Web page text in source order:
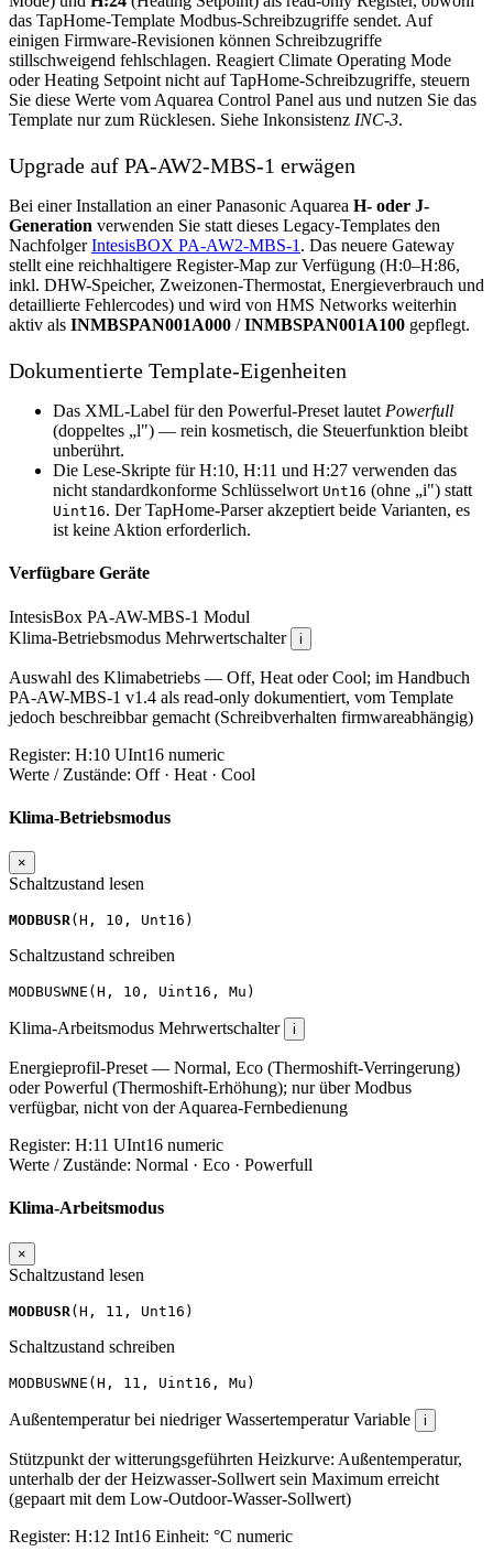
das TapHome-Template Modbus-Schreibzugriffe sendet. Auf
einigen Firmware-Revisionen können Schreibzugriffe
stillschweigend fehlschlagen. Reagiert Climate Operating Mode
oder Heating Setpoint nicht auf TapHome-Schreibzugriffe, steuern
Sie diese Werte vom Aquarea Control Panel aus und nutzen Sie das
Template nur zum Rücklesen. Siehe Inkonsistenz INC-3.
Upgrade auf PA-AW2-MBS-1 erwägen
Bei einer Installation an einer Panasonic Aquarea H- oder J-
Generation verwenden Sie statt dieses Legacy-Templates den
NachfolgerIntesisBOX PA-AW2-MBS-1 . Das neuere Gateway
stellt eine reichhaltigere Register-Map zur Verfügung (H:0–H:86,
inkl. DHW-Speicher, Zweizonen-Thermostat, Energieverbrauch und
detaillierte Fehlercodes) und wird von HMS Networks weiterhin
aktiv als INMBSPAN001A000 /INMBSPAN001A100 gepflegt.
Dokumentierte Template-Eigenheiten
Das XML-Label für den Powerful-Preset lautet Powerfull
(doppeltes „l") — rein kosmetisch, die Steuerfunktion bleibt
unberührt.
Die Lese-Skripte für H:10, H:11 und H:27 verwenden das
nicht standardkonforme Schlüsselwort Unt16 (ohne „i") statt
Uint16. Der TapHome-Parser akzeptiert beide Varianten, es
ist keine Aktion erforderlich.
Verfügbare Geräte
IntesisBox PA-AW-MBS-1 Modul
Klima-Betriebsmodus Mehrwertschalter i
Auswahl des Klimabetriebs — Off, Heat oder Cool; im Handbuch
PA-AW-MBS-1 v1.4 als read-only dokumentiert, vom Template
jedoch beschreibbar gemacht (Schreibverhalten firmwareabhängig)
Register: H:10 UInt16 numeric
Werte / Zustände: Off · Heat · Cool
Klima-Betriebsmodus
×
Schaltzustand lesen
MODBUSR( H , 10 , Unt16 )
Schaltzustand schreiben
MODBUSWNE ( H , 10 , Uint16 , Mu )
Klima-Arbeitsmodus Mehrwertschalter i
Energieprofil-Preset — Normal, Eco (Thermoshift-Verringerung)
oder Powerful (Thermoshift-Erhöhung); nur über Modbus
verfügbar, nicht von der Aquarea-Fernbedienung
Register: H:11 UInt16 numeric
Werte / Zustände: Normal · Eco · Powerfull
Klima-Arbeitsmodus
×
Schaltzustand lesen
MODBUSR (H , 11 , Unt16 )
Schaltzustand schreiben
MODBUSWNE (H , 11 , Uint16 , Mu )
Außentemperatur bei niedriger Wassertemperatur Variable i
Stützpunkt der witterungsgeführten Heizkurve: Außentemperatur,
unterhalb der der Heizwasser-Sollwert sein Maximum erreicht
(gepaart mit dem Low-Outdoor-Wasser-Sollwert)
Register: H:12 Int16 Einheit: °C numeric